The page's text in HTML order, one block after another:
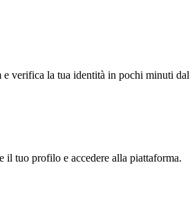
verifica la tua identità in pochi minuti dal
il tuo profilo e accedere alla piattaforma.